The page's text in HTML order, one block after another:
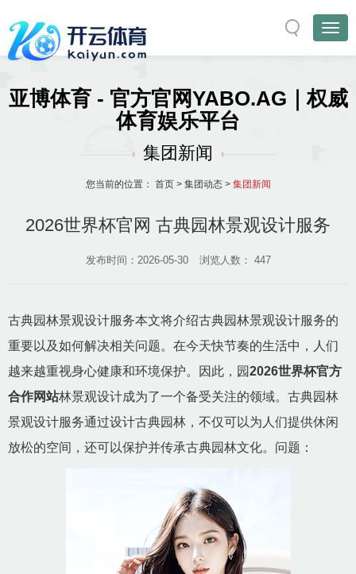
亚博体育 - 官方官网YABO.AG｜权威
体育娱乐平台
集团新闻
您当前的位置： 首页> 集团动态> 集团新闻
2026世界杯官网 古典园林景观设计服务
发布时间：2026-05-30 浏览人数： 447
古典园林景观设计服务本文将介绍古典园林景观设计服务的
重要以及如何解决相关问题。在今天快节奏的生活中，人们
越来越重视身心健康和环境保护。因此，园2026世界杯官方
合作网站林景观设计成为了一个备受关注的领域。古典园林
景观设计服务通过设计古典园林，不仅可以为人们提供休闲
放松的空间，还可以保护并传承古典园林文化。问题：